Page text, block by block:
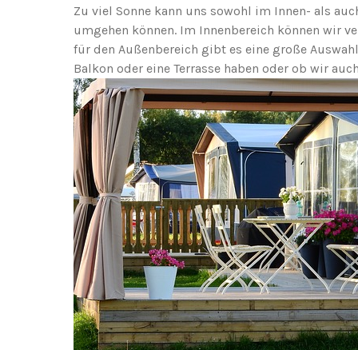
Zu viel Sonne kann uns sowohl im Innen- als
umgehen können. Im Innenbereich können wir
für den Außenbereich gibt es eine große
Balkon oder eine Terrasse haben oder ob wir